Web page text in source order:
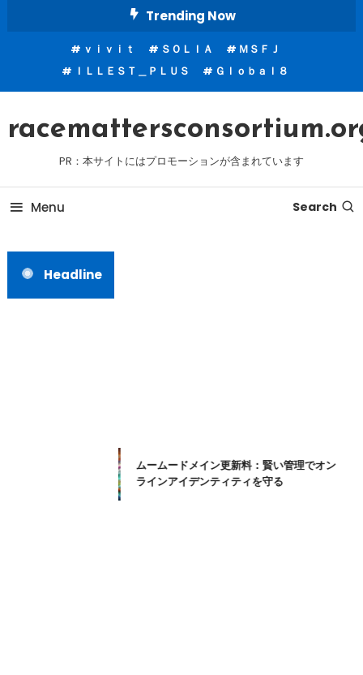
Trending Now
ｖｉｖｉｔ ＳＯＬＩＡ
ＭＳＦＪ
ＩＬＬＥＳＴ＿ＰＬＵＳ
Ｇｌｏｂａｌ８
PR：本サイトにはプロモーションが含まれています
Menu Search
Headline
ムームードメイン更新料：賢い管理でオン
ラインアイデンティティを守る